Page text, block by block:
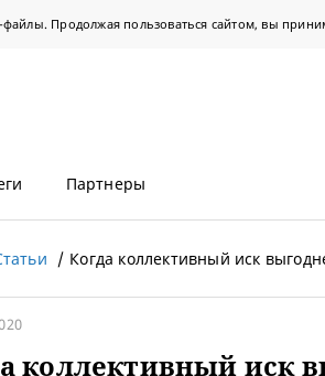
Продолжая пользоваться сайтом, вы
Партнеры
Когда коллективный иск
коллективный иск